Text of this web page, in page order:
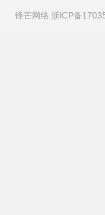
锋芒网络 浙ICP备